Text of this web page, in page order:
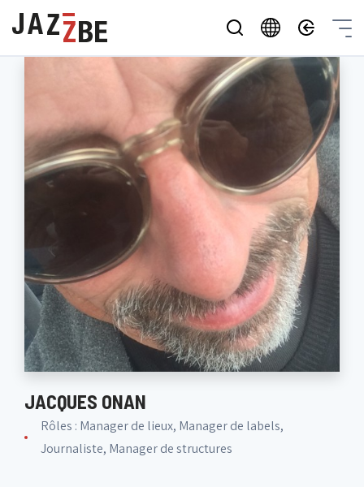
JACQUES ONAN
Rôles : Manager de lieux, Manager de labels,
Journaliste, Manager de structures